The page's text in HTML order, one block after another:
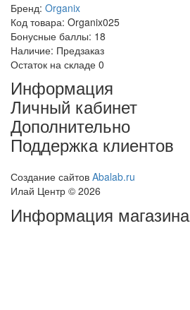
Бренд: Organix
Код товара: Organix025
Бонусные баллы: 18
Наличие: Предзаказ
Остаток на складе 0
Информация
Личный кабинет
Дополнительно
Поддержка клиентов
Создание сайтов Abalab.ru
Илай Центр © 2026
Информация магазина